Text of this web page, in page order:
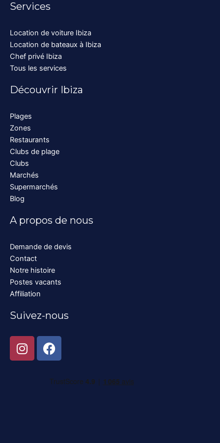
Services
Location de voiture Ibiza
Location de bateaux à Ibiza
Chef privé Ibiza
Tous les services
Découvrir Ibiza
Plages
Zones
Restaurants
Clubs de plage
Clubs
Marchés
Supermarchés
Blog
A propos de nous
Demande de devis
Contact
Notre histoire
Postes vacants
Affiliation
Suivez-nous
I
n
F
a
e